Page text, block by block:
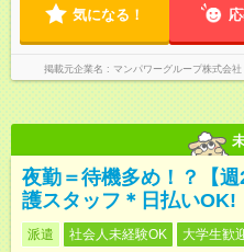
気になる！
掲載元企業名 マンパワーグループ株式会
夜勤＝待機多め！？【
護スタッフ＊日払いOK!
派遣 社会人未経験OK 大学生歓